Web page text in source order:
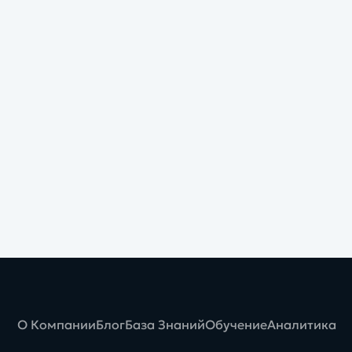
О КомпанииБлогБаза ЗнанийОбучениеАналитика